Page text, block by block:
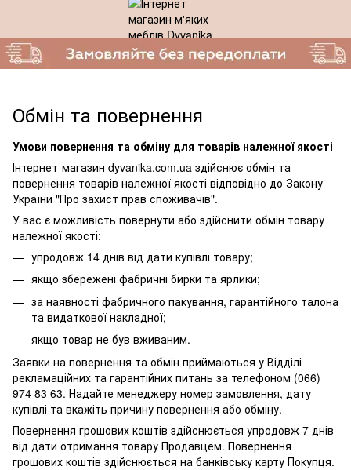
Обмін та повернення
Умови повернення та обміну для товарів належної якості
Інтернет-магазин dyvanika.com.ua здійснює обмін та
повернення товарів належної якості відповідно до Закону
України "Про захист прав споживачів".
У вас є можливість повернути або здійснити обмін товару
належної якості:
упродовж 14 днів від дати купівлі товару;
якщо збережені фабричні бирки та ярлики;
за наявності фабричного пакування, гарантійного талона
та видаткової накладної;
якщо товар не був вживаним.
Заявки на повернення та обмін приймаються у Відділі
рекламаційних та гарантійних питань за телефоном (066)
974 83 63. Надайте менеджеру номер замовлення, дату
купівлі та вкажіть причину повернення або обміну.
Повернення грошових коштів здійснюється упродовж 7 днів
від дати отримання товару Продавцем. Повернення
грошових коштів здійснюється на банківську карту Покупця.